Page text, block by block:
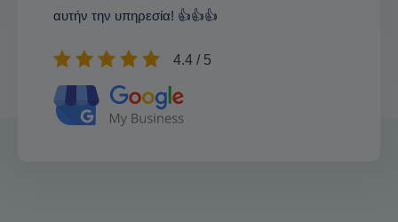
αυτήν την υπηρεσία! 👍👍👍
4.4 / 5